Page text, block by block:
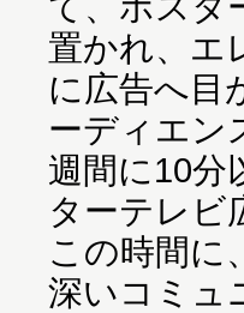
置かれ、エ
に広告へ目
ーディエン
週間に10分
ターテレビ
この時間に
深いコミュ